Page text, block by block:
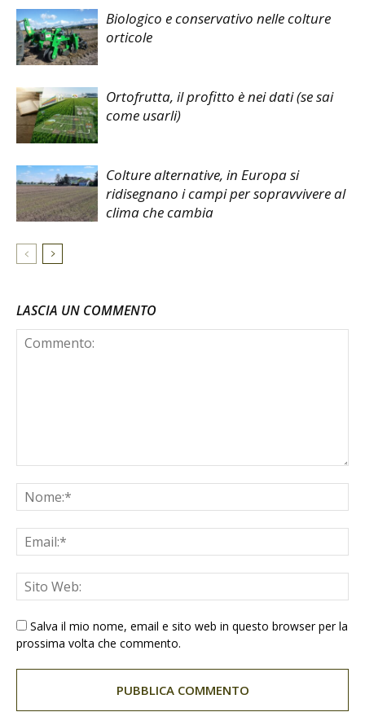
Biologico e conservativo nelle colture
orticole
Ortofrutta, il profitto è nei dati (se sai
come usarli)
Colture alternative, in Europa si
ridisegnano i campi per sopravvivere al
clima che cambia
LASCIA UN COMMENTO
Salva il mio nome, email e sito web in questo browser per la
prossima volta che commento.